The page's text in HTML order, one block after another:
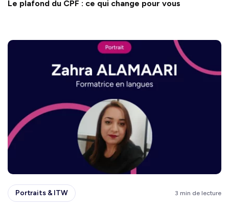
Le plafond du CPF : ce qui change pour vous
Portraits & ITW 3 min de lecture